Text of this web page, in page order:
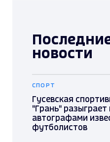
новости
СПОРТ
Гусевская
"Грань" разыграет
автографами
футболистов